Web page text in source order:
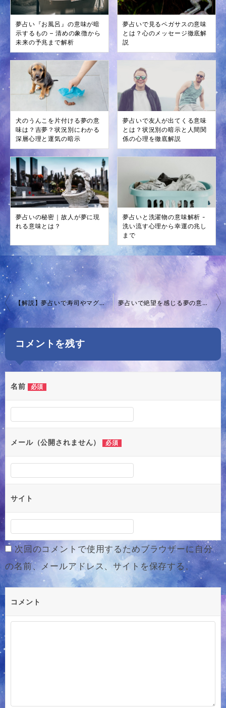
夢占い『お風呂』の意味が暗
示するもの – 清めの象徴から
未来の予兆まで解析
夢占いで見るペガサスの意味
とは？心のメッセージ徹底解
説
犬のうんこを片付ける夢の意
味は？吉夢？状況別にわかる
深層心理と運気の暗示
夢占いで友人が出てくる意味
とは？状況別の暗示と人間関
係の心理を徹底解説
夢占いの秘密｜故人が夢に現
れる意味とは？
夢占いと洗濯物の意味解析 -
洗い流す心理から幸運の兆し
まで
投
稿
ナ
ゲ
ー
シ
ョ
ン
【解説】夢占いで寿司やマグロが示す意味とは？ 夢占いで絶望を感じる夢の意味とは？解読の鍵を見つける
コメントを残す
名前 必須
メール（公開されません） 必須
サイト
次回のコメントで使用するためブラウザーに自分
の名前、メールアドレス、サイトを保存する。
コメント